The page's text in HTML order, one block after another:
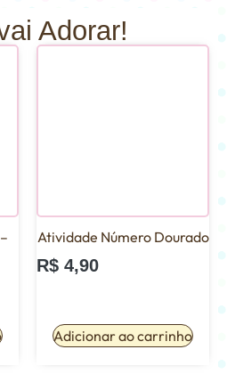
Adorar!
Atividade Número Dourado
R$ 4,90
Adicionar ao carrinho